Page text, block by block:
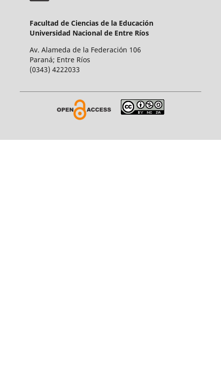
Facultad de Ciencias de la Educación
Universidad Nacional de Entre Ríos
Av. Alameda de la Federación 106
Paraná; Entre Ríos
(0343) 4222033